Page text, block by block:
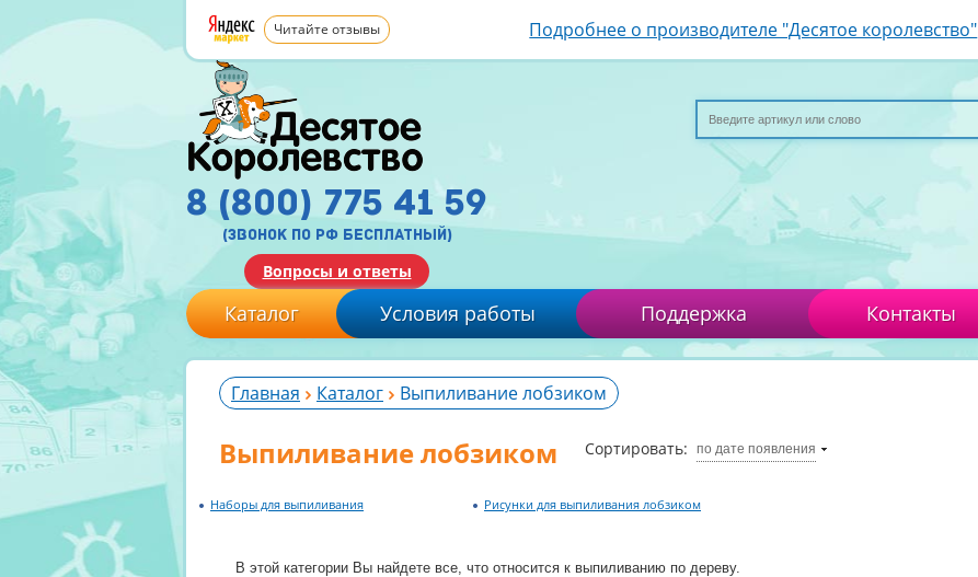
Читайте отзывы Подробнее о производителе "Десятое королевство"
8 (800) 775 41 59
(звонок по рф бесплатный)
Вопросы и ответы
Каталог Условия работы Поддержка Контакты
Главная Каталог Выпиливание лобзиком
Выпиливание лобзиком Сортировать: по дате появления
Наборы для выпиливания Рисунки для выпиливания лобзиком
В этой категории Вы найдете все, что относится к выпиливанию по дереву.